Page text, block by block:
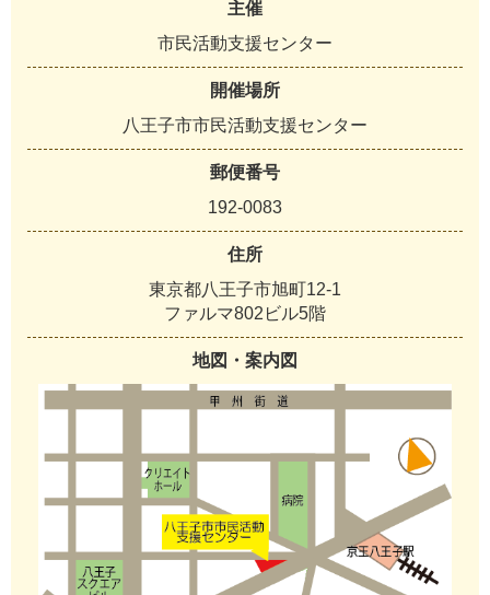
主催
市民活動支援センター
開催場所
八王子市市民活動支援センター
郵便番号
192-0083
住所
東京都八王子市旭町12-1
ファルマ802ビル5階
地図・案内図